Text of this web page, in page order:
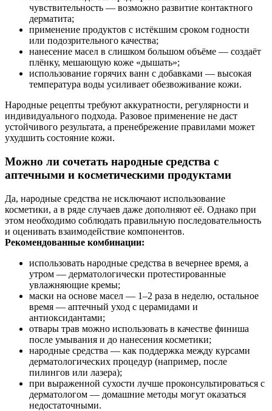
чувствительность — возможно развитие контактного
дерматита;
применение продуктов с истёкшим сроком годности
или подозрительного качества;
нанесение масел в слишком большом объёме — создаёт
плёнку, мешающую коже «дышать»;
использование горячих ванн с добавками — высокая
температура воды усиливает обезвоживание кожи.
Народные рецепты требуют аккуратности, регулярности и
индивидуального подхода. Разовое применение не даст
устойчивого результата, а пренебрежение правилами может
ухудшить состояние кожи.
Можно ли сочетать народные средства с
аптечными и косметическими продуктами
Да, народные средства не исключают использование
косметики, а в ряде случаев даже дополняют её. Однако при
этом необходимо соблюдать правильную последовательность
и оценивать взаимодействие компонентов.
Рекомендованные комбинации:
использовать народные средства в вечернее время, а
утром — дерматологически протестированные
увлажняющие кремы;
маски на основе масел — 1–2 раза в неделю, остальное
время — аптечный уход с церамидами и
антиоксидантами;
отвары трав можно использовать в качестве финиша
после умывания и до нанесения косметики;
народные средства — как поддержка между курсами
дерматологических процедур (например, после
пилингов или лазера);
при выраженной сухости лучше проконсультироваться с
дерматологом — домашние методы могут оказаться
недостаточными.